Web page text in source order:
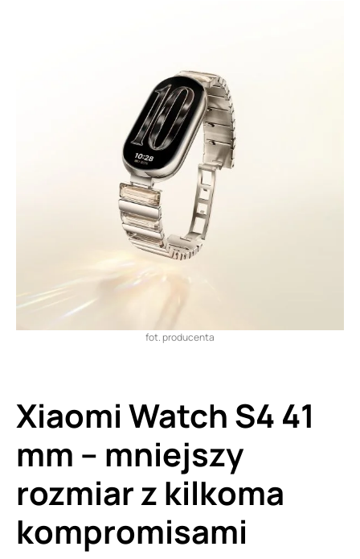
fot. producenta
Xiaomi Watch S4 41
mm – mniejszy
rozmiar z kilkoma
kompromisami